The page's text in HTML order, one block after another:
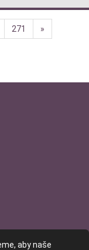
271 »
aby naše